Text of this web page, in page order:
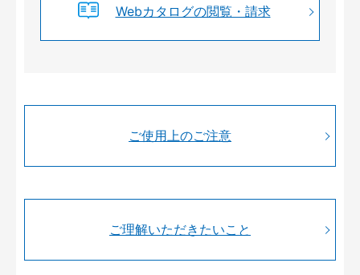
Webカタログの閲覧・請求
ご使用上のご注意
ご理解いただきたいこと